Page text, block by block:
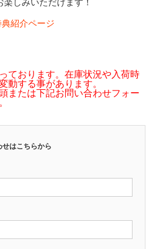
紹介ページ
ております。在庫状況や入荷時
動する事があります。
または下記お問い合わせフォー
はこちらから